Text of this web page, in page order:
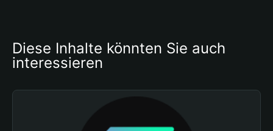
Diese Inhalte könnten Sie auch
interessieren